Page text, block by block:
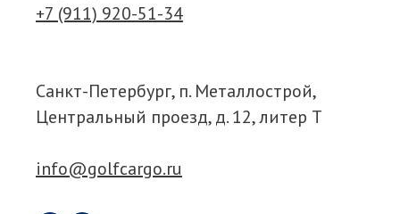
+7 (911) 920-51-34
Санкт-Петербург, п. Металлострой,
Центральный проезд, д. 12, литер Т
info@golfcargo.ru